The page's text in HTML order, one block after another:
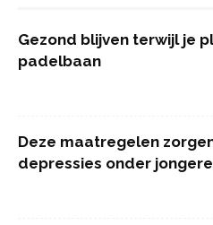
Gezond blijven terwijl je
padelbaan
Deze maatregelen
depressies onder